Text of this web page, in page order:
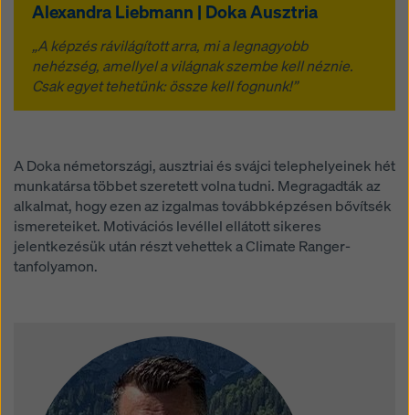
Alexandra Liebmann | Doka Ausztria
„A képzés rávilágított arra, mi a legnagyobb
nehézség, amellyel a világnak szembe kell néznie.
Csak egyet tehetünk: össze kell fognunk!”
A Doka németországi, ausztriai és svájci telephelyeinek hét
munkatársa többet szeretett volna tudni. Megragadták az
alkalmat, hogy ezen az izgalmas továbbképzésen bővítsék
ismereteiket. Motivációs levéllel ellátott sikeres
jelentkezésük után részt vehettek a Climate Ranger-
tanfolyamon.